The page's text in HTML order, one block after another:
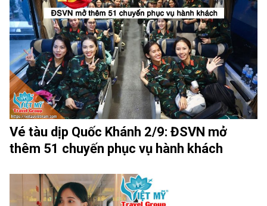
Vé tàu dịp Quốc Khánh 2/9: ĐSVN mở
thêm 51 chuyến phục vụ hành khách